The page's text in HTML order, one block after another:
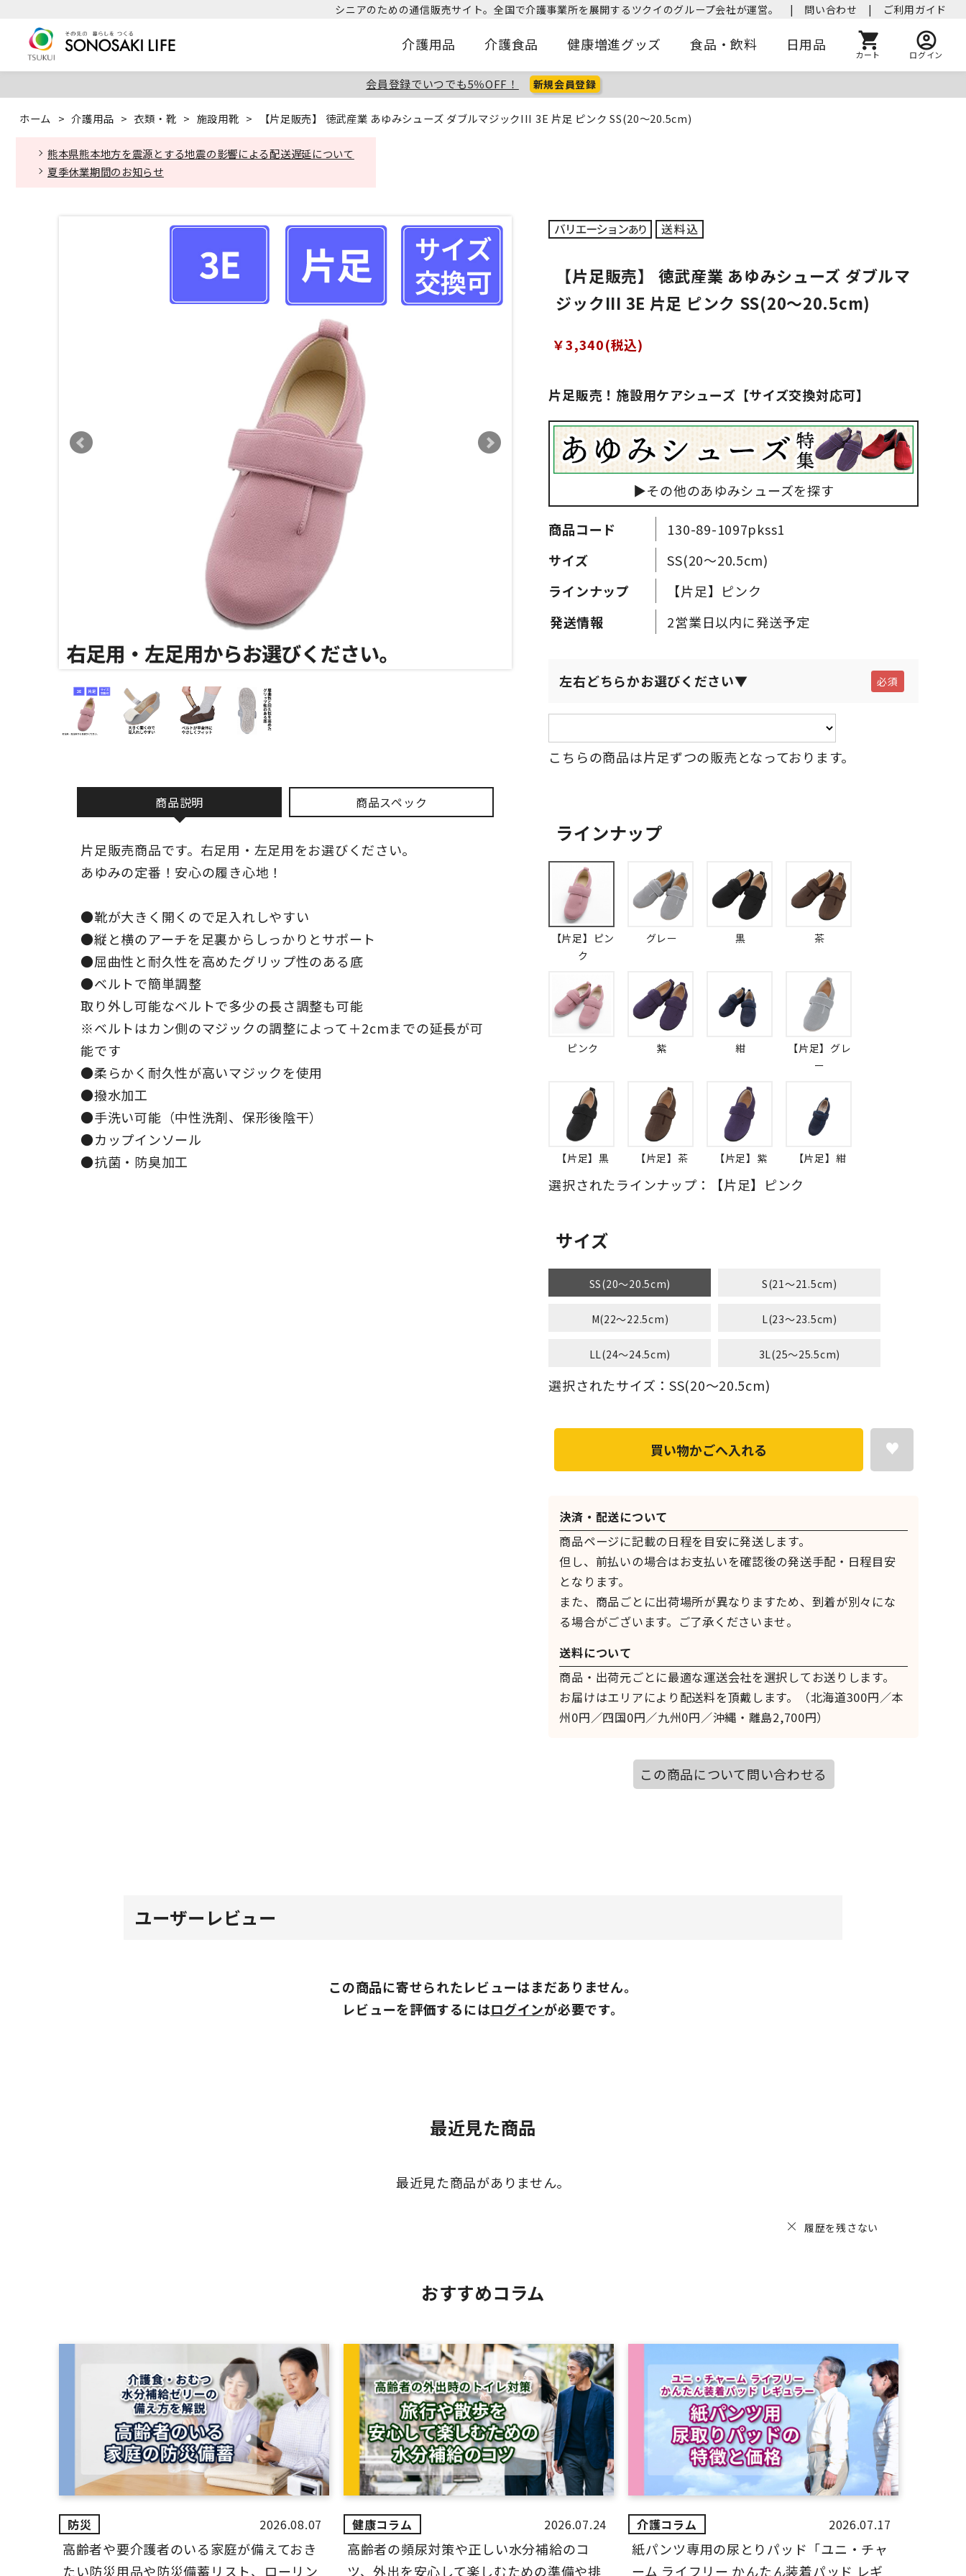
シニアのための通信販売サイト。全国で介護事業所を展開するツクイのグループ会社が運営。 | 問い合わせ | ご利用ガイド
介護用品 介護食品 健康増進グッズ 食品・飲料 日用品
カート ログイン
会員登録でいつでも5％OFF！ 新規会員登録
ホーム > 介護用品 > 衣類・靴 > 施設用靴 > 【片足販売】 徳武産業 あゆみシューズ ダブルマジックIII 3E 片足 ピンク SS(20～20.5cm)
熊本県熊本地方を震源とする地震の影響による配送遅延について
夏季休業期間のお知らせ
商品説明 商品スペック
片足販売商品です。右足用・左足用をお選びください。
あゆみの定番！安心の履き心地！
●靴が大きく開くので足入れしやすい
●縦と横のアーチを足裏からしっかりとサポート
●屈曲性と耐久性を高めたグリップ性のある底
●ベルトで簡単調整
取り外し可能なベルトで多少の長さ調整も可能
※ベルトはカン側のマジックの調整によって＋2cmまでの延長が可
能です
●柔らかく耐久性が高いマジックを使用
●撥水加工
●手洗い可能（中性洗剤、保形後陰干）
●カップインソール
●抗菌・防臭加工
片足販売！施設用ケアシューズ【サイズ交換対応可】
【片足販売】 徳武産業 あゆみシューズ ダブルマ
ジックIII 3E 片足 ピンク SS(20～20.5cm)
￥3,340(税込)
商品コード
130-89-1097pkss1
サイズ
SS(20～20.5cm)
ラインナップ
【片足】ピンク
2営業日以内に発送予定
左右どちらかお選びください▼
こちらの商品は片足ずつの販売となっております。
ラインナップ
【片足】ピン
ク
グレー 黒 茶
ピンク 紫 紺
【片足】グレ
ー
【片足】黒 【片足】茶 【片足】紫 【片足】紺
選択されたラインナップ：【片足】ピンク
サイズ
SS(20～20.5cm) S(21～21.5cm)
M(22～22.5cm) L(23～23.5cm)
LL(24～24.5cm) 3L(25～25.5cm)
選択されたサイズ：SS(20～20.5cm)
決済・配送について
商品ページに記載の日程を目安に発送します。
但し、前払いの場合はお支払いを確認後の発送手配・日程目安
となります。
また、商品ごとに出荷場所が異なりますため、到着が別々にな
る場合がございます。ご了承くださいませ。
送料について
商品・出荷元ごとに最適な運送会社を選択してお送りします。
お届けはエリアにより配送料を頂戴します。（北海道300円／本
州0円／四国0円／九州0円／沖縄・離島2,700円）
▶その他のあゆみシューズを探す
買い物かごへ入れる
この商品について問い合わせる
ユーザーレビュー
この商品に寄せられたレビューはまだありません。
レビューを評価するにはログインが必要です。
最近見た商品
最近見た商品がありません。
履歴を残さない
おすすめコラム
2026.08.07
高齢者や要介護者のいる家庭が備えておき
たい防災用品や防災備蓄リスト、ローリン
2026.07.24
高齢者の頻尿対策や正しい水分補給のコ
ツ、外出を安心して楽しむための準備や排
2026.07.17
紙パンツ専用の尿とりパッド「ユニ・チャ
ーム ライフリー かんたん装着パッド レギ